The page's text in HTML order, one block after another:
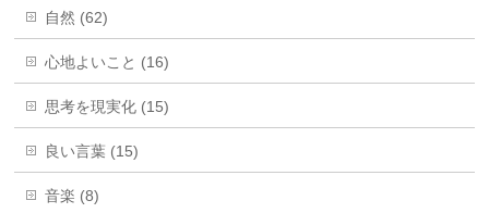
自然 (62)
心地よいこと (16)
思考を現実化 (15)
良い言葉 (15)
音楽 (8)